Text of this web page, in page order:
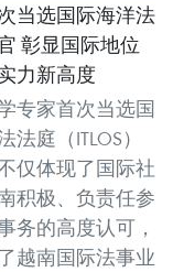
当选国际海洋法
彰显国际地位
力新高度
专家首次当选国
法庭（ITLOS）
仅体现了国际社
积极、负责任参
务的高度认可，
越南国际法事业